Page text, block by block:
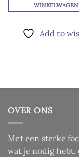
productpagina
WINKELWAGEN
Add to
OVER ONS
Met een sterke
wat je nodig hebt,